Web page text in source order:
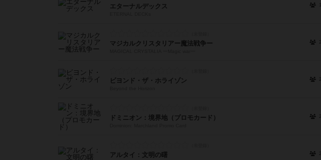
エターナルデックス
マジカルクリスタリアー魔法戦争ー
ビヨンド・ザ・ホライゾン
ドミニオン：境界地（プロモカード）
アルタイ：文明の曙